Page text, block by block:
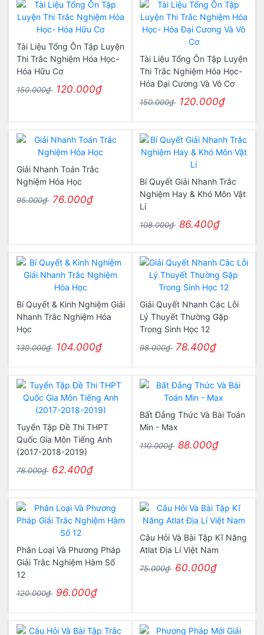
Tài Liệu Tổng Ôn Tập Luyện
Thi Trắc Nghiệm Hóa Học-
Hóa Hữu Cơ
150.000₫ 120.000₫
Tài Liệu Tổng Ôn Tập Luyện
Thi Trắc Nghiệm Hóa Học-
Hóa Đại Cương Và Vô Cơ
150.000₫ 120.000₫
Giải Nhanh Toán Trắc
Nghiệm Hóa Học
95.000₫ 76.000₫
Bí Quyết Giải Nhanh Trắc
Nghiệm Hay & Khó Môn Vật
Lí
108.000₫ 86.400₫
Bí Quyết & Kinh Nghiệm Giải
Nhanh Trắc Nghiệm Hóa
Học
130.000₫ 104.000₫
Giải Quyết Nhanh Các Lỗi
Lý Thuyết Thường Gặp
Trong Sinh Học 12
98.000₫ 78.400₫
Tuyển Tập Đề Thi THPT
Quốc Gia Môn Tiếng Anh
(2017-2018-2019)
78.000₫ 62.400₫
Bất Đẳng Thức Và Bài Toán
Min - Max
110.000₫ 88.000₫
Phân Loại Và Phương Pháp
Giải Trắc Nghiệm Hàm Số
12
120.000₫ 96.000₫
Câu Hỏi Và Bài Tập Kĩ Năng
Atlat Địa Lí Việt Nam
75.000₫ 60.000₫